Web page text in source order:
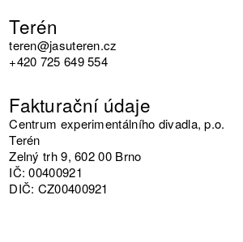
Terén
teren@jasuteren.cz
+420 725 649 554
Fakturační údaje
Centrum experimentálního divadla, p.o.
Terén
Zelný trh 9, 602 00 Brno
IČ: 00400921
DIČ: CZ00400921